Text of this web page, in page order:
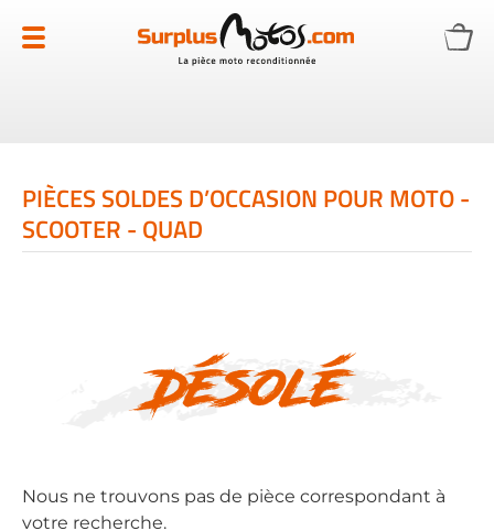
au
contenu
PIÈCES SOLDES D’OCCASION POUR MOTO -
SCOOTER - QUAD
Désolé
Nous ne trouvons pas de pièce correspondant à
votre recherche.